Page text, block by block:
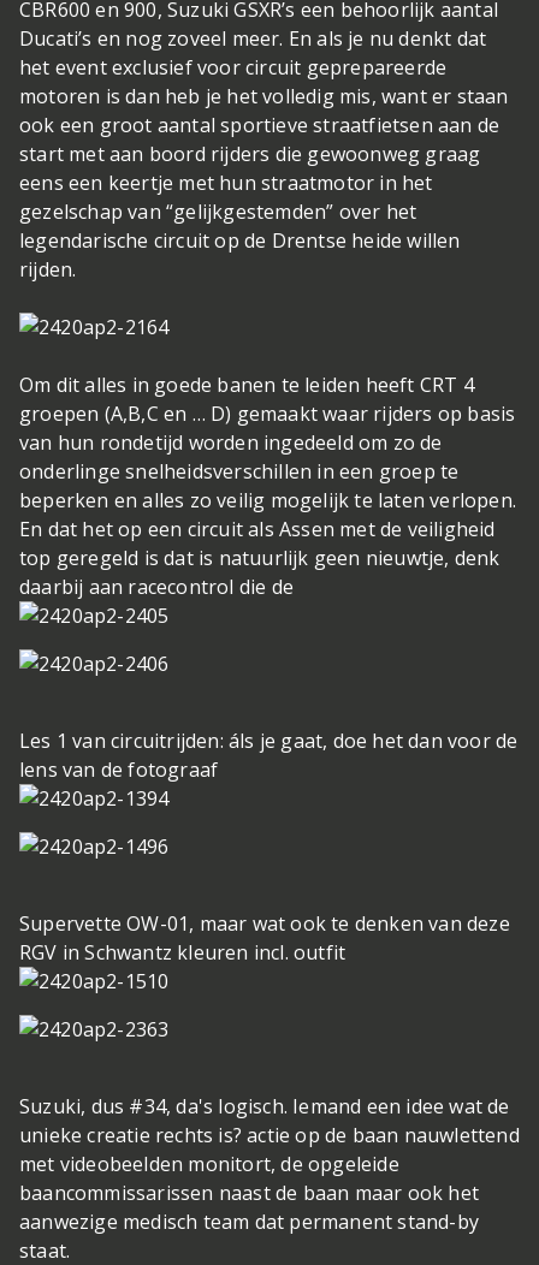
CBR600 en 900, Suzuki GSXR’s een behoorlijk aantal
Ducati’s en nog zoveel meer. En als je nu denkt dat
het event exclusief voor circuit geprepareerde
motoren is dan heb je het volledig mis, want er staan
ook een groot aantal sportieve straatfietsen aan de
start met aan boord rijders die gewoonweg graag
eens een keertje met hun straatmotor in het
gezelschap van “gelijkgestemden” over het
legendarische circuit op de Drentse heide willen
rijden.
Om dit alles in goede banen te leiden heeft CRT 4
groepen (A,B,C en … D) gemaakt waar rijders op basis
van hun rondetijd worden ingedeeld om zo de
onderlinge snelheidsverschillen in een groep te
beperken en alles zo veilig mogelijk te laten verlopen.
En dat het op een circuit als Assen met de veiligheid
top geregeld is dat is natuurlijk geen nieuwtje, denk
daarbij aan racecontrol die de
Les 1 van circuitrijden: áls je gaat, doe het dan voor de
lens van de fotograaf
Supervette OW-01, maar wat ook te denken van deze
RGV in Schwantz kleuren incl. outfit
Suzuki, dus #34, da's logisch. Iemand een idee wat de
unieke creatie rechts is? actie op de baan nauwlettend
met videobeelden monitort, de opgeleide
baancommissarissen naast de baan maar ook het
aanwezige medisch team dat permanent stand-by
staat.